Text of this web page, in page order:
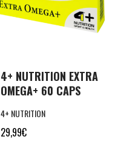
4+ NUTRITION EXTRA
OMEGA+ 60 CAPS
4+ NUTRITION
29,99€